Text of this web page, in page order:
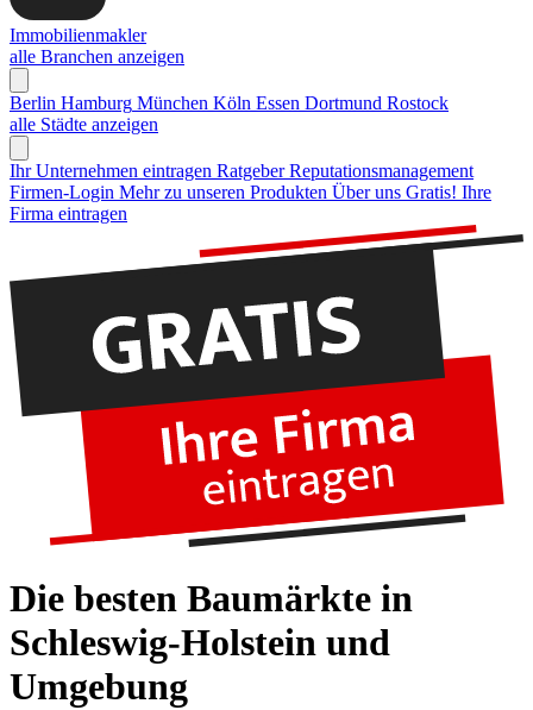
Immobilienmakler
alle Branchen anzeigen
Berlin Hamburg München Köln Essen Dortmund Rostock
alle Städte anzeigen
Ihr Unternehmen eintragen Ratgeber Reputationsmanagement
Firmen-Login Mehr zu unseren Produkten Über uns Gratis! Ihre
Firma eintragen
Die besten Baumärkte in
Schleswig-Holstein und
Umgebung